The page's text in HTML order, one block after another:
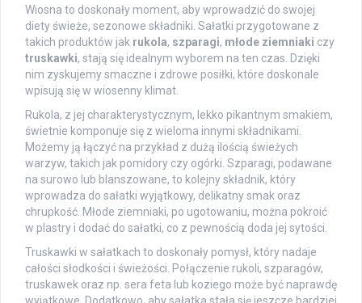
Wiosna to doskonały moment, aby wprowadzić do swojej
diety świeże, sezonowe składniki. Sałatki przygotowane z
takich produktów jak rukola, szparagi, młode ziemniaki czy
truskawki, stają się idealnym wyborem na ten czas. Dzięki
nim zyskujemy smaczne i zdrowe posiłki, które doskonale
wpisują się w wiosenny klimat.
Rukola, z jej charakterystycznym, lekko pikantnym smakiem,
świetnie komponuje się z wieloma innymi składnikami.
Możemy ją łączyć na przykład z dużą ilością świeżych
warzyw, takich jak pomidory czy ogórki. Szparagi, podawane
na surowo lub blanszowane, to kolejny składnik, który
wprowadza do sałatki wyjątkowy, delikatny smak oraz
chrupkość. Młode ziemniaki, po ugotowaniu, można pokroić
w plastry i dodać do sałatki, co z pewnością doda jej sytości.
Truskawki w sałatkach to doskonały pomysł, który nadaje
całości słodkości i świeżości. Połączenie rukoli, szparagów,
truskawek oraz np. sera feta lub koziego może być naprawdę
wyjątkowe. Dodatkowo, aby sałatka stała się jeszcze bardziej